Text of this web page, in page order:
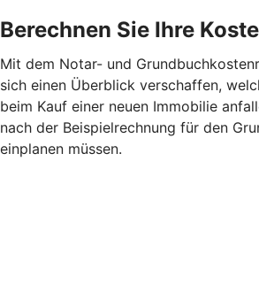
Berechnen Sie Ihre
Mit dem Notar- und
sich einen Überblick verschaffen,
beim Kauf einer neuen Immobilie
nach der Beispielrechnung für den
einplanen müssen.